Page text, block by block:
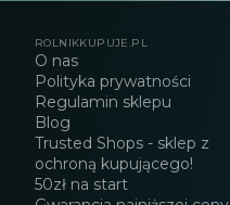
ROLNIKKUPUJE.PL
O nas
Polityka prywatności
Regulamin sklepu
Blog
Trusted Shops - sklep z
ochroną kupującego!
50zł na start